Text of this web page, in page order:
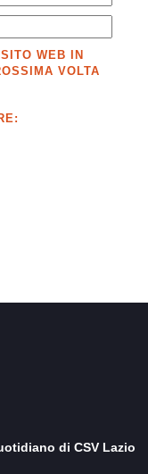
WEB IN
VOLTA
di CSV Lazio